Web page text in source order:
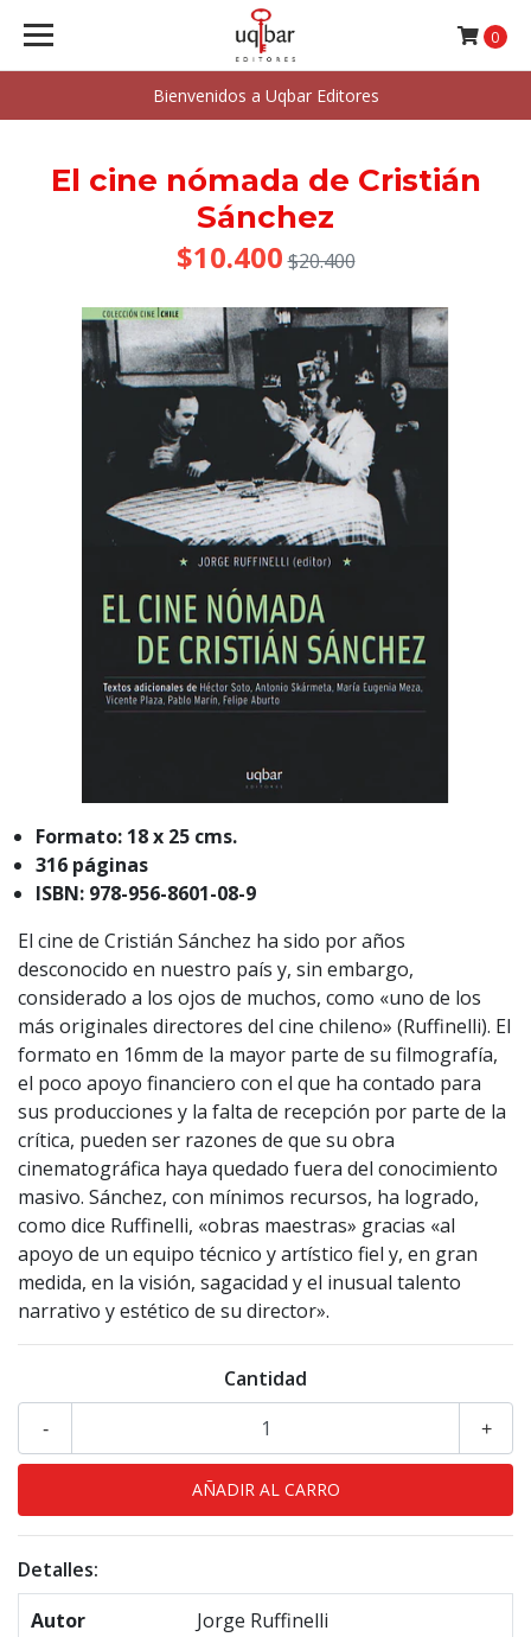
Bienvenidos a Uqbar Editores
0
El cine nómada de Cristián
Sánchez
$10.400 $20.400
Formato: 18 x 25 cms.
316 páginas
ISBN: 978-956-8601-08-9
El cine de Cristián Sánchez ha sido por años
desconocido en nuestro país y, sin embargo,
considerado a los ojos de muchos, como «uno de los
más originales directores del cine chileno» (Ruffinelli). El
formato en 16mm de la mayor parte de su filmografía,
el poco apoyo financiero con el que ha contado para
sus producciones y la falta de recepción por parte de la
crítica, pueden ser razones de que su obra
cinematográfica haya quedado fuera del conocimiento
masivo. Sánchez, con mínimos recursos, ha logrado,
como dice Ruffinelli, «obras maestras» gracias «al
apoyo de un equipo técnico y artístico fiel y, en gran
medida, en la visión, sagacidad y el inusual talento
narrativo y estético de su director».
Cantidad
+
-
Detalles:
Autor
Jorge Ruffinelli